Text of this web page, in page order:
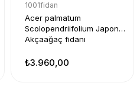
1001fidan
Acer palmatum
Scolopendriifolium Japon
Akçaağaç fidanı
₺3.960,00